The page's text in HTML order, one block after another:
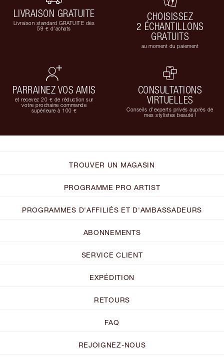
LIVRAISON GRATUITE
Livraison standard GRATUITE dès
59 € d'achats
CHOISISSEZ
2 ÉCHANTILLONS
GRATUITS
au moment du paiement
PARRAINEZ VOS AMIS
et recevez 20 € de réduction sur
votre prochaine commande
supérieure à 100 €
CONSULTATIONS
VIRTUELLES
Conseils d'experts privés auprès de
mes stylistes beauté !
TROUVER UN MAGASIN
PROGRAMME PRO ARTIST
PROGRAMMES D'AFFILIÉS ET D'AMBASSADEURS
ABONNEMENTS
SERVICE CLIENT
EXPÉDITION
RETOURS
FAQ
REJOIGNEZ-NOUS